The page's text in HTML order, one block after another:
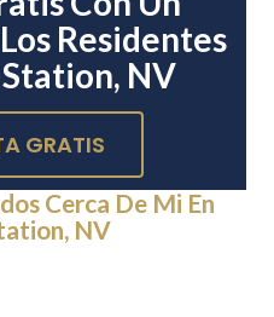
Residentes
NV
GRATIS
Cerca De Mi En
NV